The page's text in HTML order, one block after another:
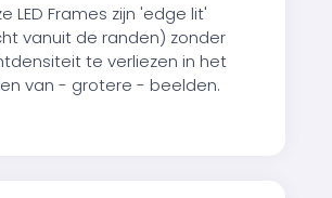
LED Frames zijn 'edge lit'
vanuit de randen) zonder
te verliezen in het
van - grotere - beelden.